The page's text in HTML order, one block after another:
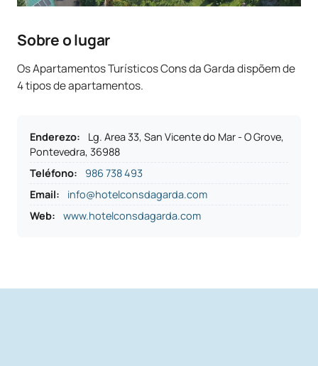
Sobre o lugar
Os Apartamentos Turísticos Cons da Garda dispõem de
4 tipos de apartamentos.
Enderezo:
Lg. Area 33, San Vicente do Mar - O Grove,
Pontevedra, 36988
Teléfono:
986 738 493
Email:
info@hotelconsdagarda.com
Web:
www.hotelconsdagarda.com